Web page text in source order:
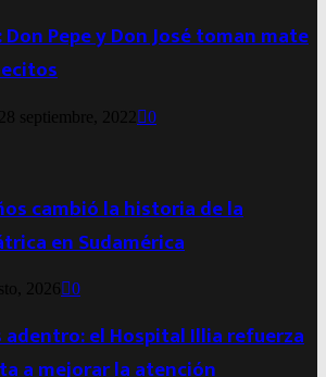
Pepe y Don José toman mate
28 septiembre, 2022 0
cambió la historia de la
en Sudamérica
2026 0
el Hospital Illia refuerza
a mejorar la atención